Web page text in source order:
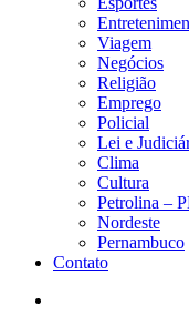
Viagem
Negócios
Religião
Emprego
Policial
Lei e
Clima
Cultura
Petrolina –
Nordeste
Pernambuco
Contato